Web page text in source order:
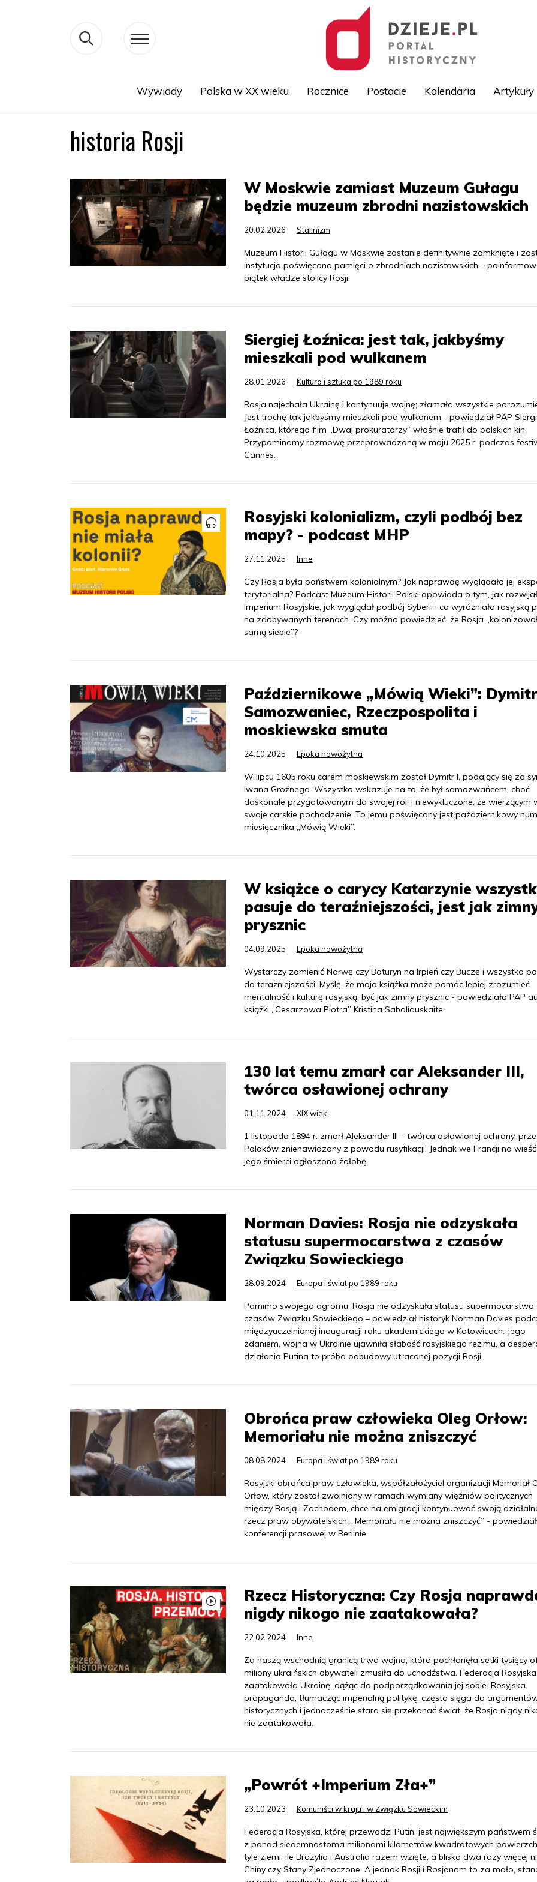
Wywiady Polska w XX wieku Rocznice Postacie Kalendaria Artykuły
historia Rosji
W Moskwie zamiast Muzeum Gułagu
będzie muzeum zbrodni nazistowskich
20.02.2026 Stalinizm
Muzeum Historii Gułagu w Moskwie zostanie definitywnie zamknięte i
instytucja poświęcona pamięci o zbrodniach nazistowskich –
piątek władze stolicy Rosji.
Siergiej Łoźnica: jest tak, jakbyśmy
mieszkali pod wulkanem
28.01.2026 Kultura i sztuka po 1989 roku
Rosja najechała Ukrainę i kontynuuje wojnę; złamała wszystkie
Jest trochę tak jakbyśmy mieszkali pod wulkanem - powiedział PAP
Łoźnica, którego film „Dwaj prokuratorzy” właśnie trafił do polskich kin.
Przypominamy rozmowę przeprowadzoną w maju 2025 r. podczas
Cannes.
Rosyjski kolonializm, czyli podbój bez
mapy? - podcast MHP
27.11.2025 Inne
Czy Rosja była państwem kolonialnym? Jak naprawdę wyglądała jej
terytorialna? Podcast Muzeum Historii Polski opowiada o tym, jak
Imperium Rosyjskie, jak wyglądał podbój Syberii i co wyróżniało rosyjską
na zdobywanych terenach. Czy można powiedzieć, że Rosja
samą siebie”?
Październikowe „Mówią Wieki”:
Samozwaniec, Rzeczpospolita i
moskiewska smuta
24.10.2025 Epoka nowożytna
W lipcu 1605 roku carem moskiewskim został Dymitr I, podający się za
Iwana Groźnego. Wszystko wskazuje na to, że był samozwańcem, choć
doskonale przygotowanym do swojej roli i niewykluczone, że wierzącym
swoje carskie pochodzenie. To jemu poświęcony jest październikowy
miesięcznika „Mówią Wieki”.
W książce o carycy Katarzynie
pasuje do teraźniejszości, jest jak
prysznic
04.09.2025 Epoka nowożytna
Wystarczy zamienić Narwę czy Baturyn na Irpień czy Buczę i wszystko
do teraźniejszości. Myślę, że moja książka może pomóc lepiej zrozumieć
mentalność i kulturę rosyjską, być jak zimny prysznic - powiedziała PAP
książki „Cesarzowa Piotra” Kristina Sabaliauskaite.
130 lat temu zmarł car Aleksander III,
twórca osławionej ochrany
01.11.2024 XIX wiek
1 listopada 1894 r. zmarł Aleksander III – twórca osławionej ochrany,
Polaków znienawidzony z powodu rusyfikacji. Jednak we Francji na
jego śmierci ogłoszono żałobę.
Norman Davies: Rosja nie odzyskała
statusu supermocarstwa z czasów
Związku Sowieckiego
28.09.2024 Europa i świat po 1989 roku
Pomimo swojego ogromu, Rosja nie odzyskała statusu supermocarstwa
czasów Związku Sowieckiego – powiedział historyk Norman Davies
międzyuczelnianej inauguracji roku akademickiego w Katowicach. Jego
zdaniem, wojna w Ukrainie ujawniła słabość rosyjskiego reżimu, a
działania Putina to próba odbudowy utraconej pozycji Rosji.
Obrońca praw człowieka Oleg Orłow:
Memoriału nie można zniszczyć
08.08.2024 Europa i świat po 1989 roku
Rosyjski obrońca praw człowieka, współzałożyciel organizacji Memoriał
Orłow, który został zwolniony w ramach wymiany więźniów politycznych
między Rosją i Zachodem, chce na emigracji kontynuować swoją
rzecz praw obywatelskich. „Memoriału nie można zniszczyć” -
konferencji prasowej w Berlinie.
Rzecz Historyczna: Czy Rosja
nigdy nikogo nie zaatakowała?
22.02.2024 Inne
Za naszą wschodnią granicą trwa wojna, która pochłonęła setki tysięcy
miliony ukraińskich obywateli zmusiła do uchodźstwa. Federacja Rosyjska
zaatakowała Ukrainę, dążąc do podporządkowania jej sobie. Rosyjska
propaganda, tłumacząc imperialną politykę, często sięga do
historycznych i jednocześnie stara się przekonać świat, że Rosja nigdy
nie zaatakowała.
„Powrót +Imperium Zła+”
23.10.2023 Komuniści w kraju i w Związku Sowieckim
Federacja Rosyjska, której przewodzi Putin, jest największym państwem
z ponad siedemnastoma milionami kilometrów kwadratowych
tyle ziemi, ile Brazylia i Australia razem wzięte, a blisko dwa razy więcej
Chiny czy Stany Zjednoczone. A jednak Rosji i Rosjanom to za mało,